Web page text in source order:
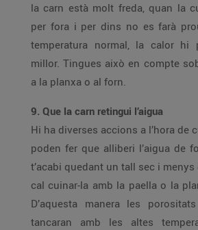
la carn està molt freda, quan la
per fora i per dins no es farà
temperatura normal, la calor hi
millor. Tingues això en compte
a la planxa o al forn.
9. Que la carn retingui l’aigua
Hi ha diverses accions a l’hora de
poden fer que alliberi l’aigua de
t’acabi quedant un tall sec i
cal cuinar-la amb la paella o la
D’aquesta manera les
tancaran amb les altes